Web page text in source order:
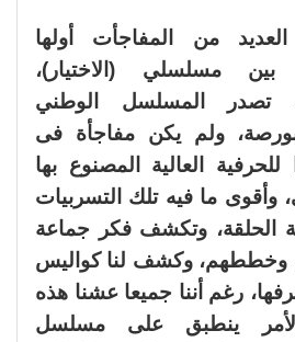
من المفاجأت أولها
بين مسلسلي (الاختيار)،
تصدر المسلسل الوطني
قمة البورصة، ولم يكن مفاجأة فى
العالية المصنوع بها
وأقوى ما فيه تلك التسربيات
الحلقة، وتكشف فكر جماعة
وخططهم، وكشف لنا كواليس
رغم أننا جميعا عشنا هذه
ينطبق على مسلسل